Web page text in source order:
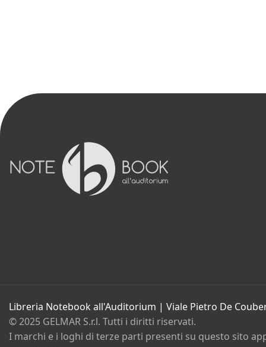
Libreria Notebook all'Auditorium | Viale Pietro De
© 2025 GELMAR S.r.l. Tutti i diritti riservati.
I marchi e i loghi di terze parti presenti su questo sito
Libri
Gadget e Idee regalo
Cartoleria
Bambini e ragazzi
Chi siamo